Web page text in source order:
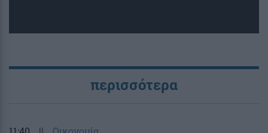
περισσότερα